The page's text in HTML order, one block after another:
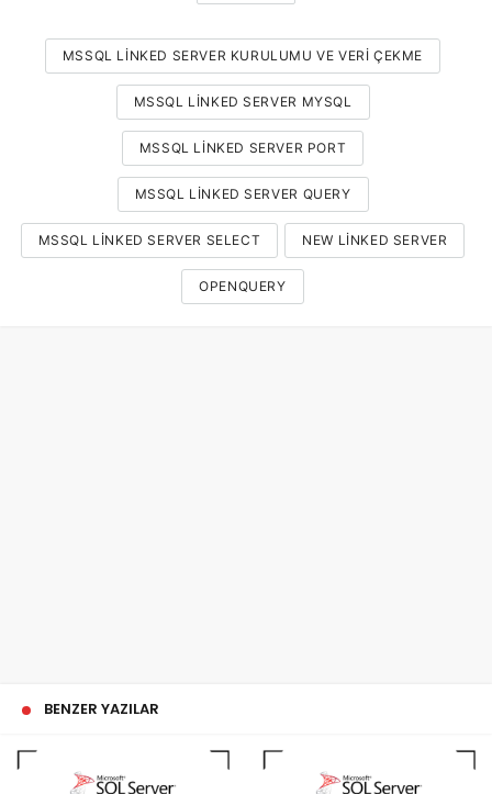
MSSQL LINKED SERVER KURULUMU VE VERI ÇEKME
MSSQL LINKED SERVER MYSQL
MSSQL LINKED SERVER PORT
MSSQL LINKED SERVER QUERY
MSSQL LINKED SERVER SELECT NEW LINKED SERVER
OPENQUERY
BENZER YAZILAR